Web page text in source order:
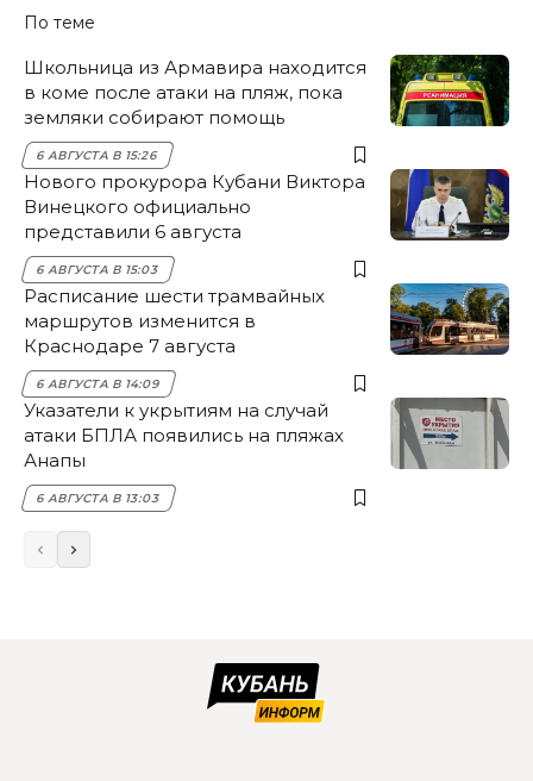
По теме
Школьница из Армавира находится
в коме после атаки на пляж, пока
земляки собирают помощь
6 АВГУСТА В 15:26
Нового прокурора Кубани Виктора
Винецкого официально
представили 6 августа
6 АВГУСТА В 15:03
Расписание шести трамвайных
маршрутов изменится в
Краснодаре 7 августа
6 АВГУСТА В 14:09
Указатели к укрытиям на случай
атаки БПЛА появились на пляжах
Анапы
6 АВГУСТА В 13:03